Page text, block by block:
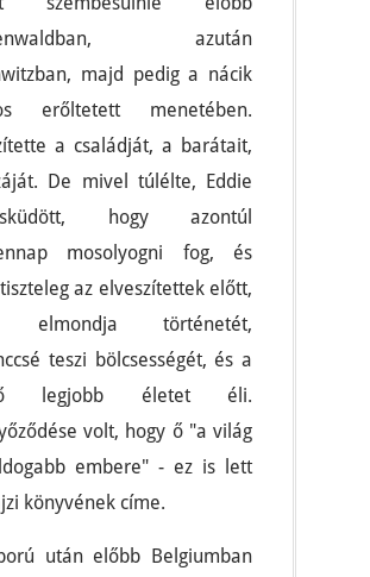
azután
majd pedig a nácik
erőltetett menetében.
a családját, a barátait,
De mivel túlélte, Eddie
hogy azontúl
mosolyogni fog, és
az elveszítettek előtt,
elmondja történetét,
teszi bölcsességét, és a
legjobb életet éli.
volt, hogy ő "a világ
embere" - ez is lett
könyvének címe.
után előbb Belgiumban